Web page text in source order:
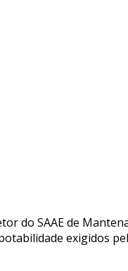
do SAAE de
exigidos